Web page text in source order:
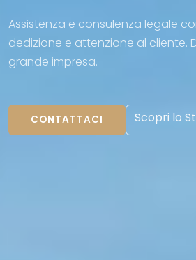
Assistenza e consulenza legale
dedizione e attenzione al cliente.
grande impresa.
CONTATTACI Scopri lo